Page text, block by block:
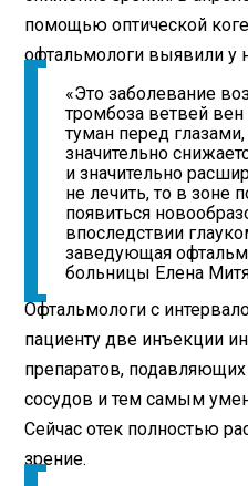
помощью оптической
офтальмологи выявили у
«Это заболевание
тромбоза ветвей
туман перед глазами,
значительно
и значительно
не лечить, то в зоне
появиться
впоследствии
заведующая
больницы Елена
Офтальмологи с
пациенту две инъекции
препаратов,
сосудов и тем самым
Сейчас отек полностью
зрение.